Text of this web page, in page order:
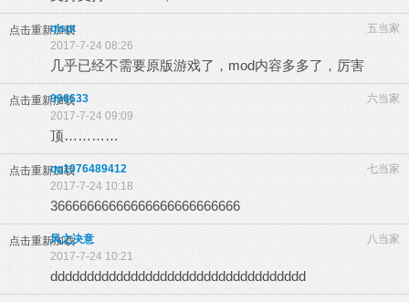
点击重新加载 五当家
qlspt
2017-7-24 08:26
几乎已经不需要原版游戏了，mod内容多多了，厉害
点击重新加载 六当家
996633
2017-7-24 09:09
顶…………
点击重新加载 七当家
qq1076489412
2017-7-24 10:18
36666666666666666666666666
点击重新加载 八当家
风之决意
2017-7-24 10:21
ddddddddddddddddddddddddddddddddddd